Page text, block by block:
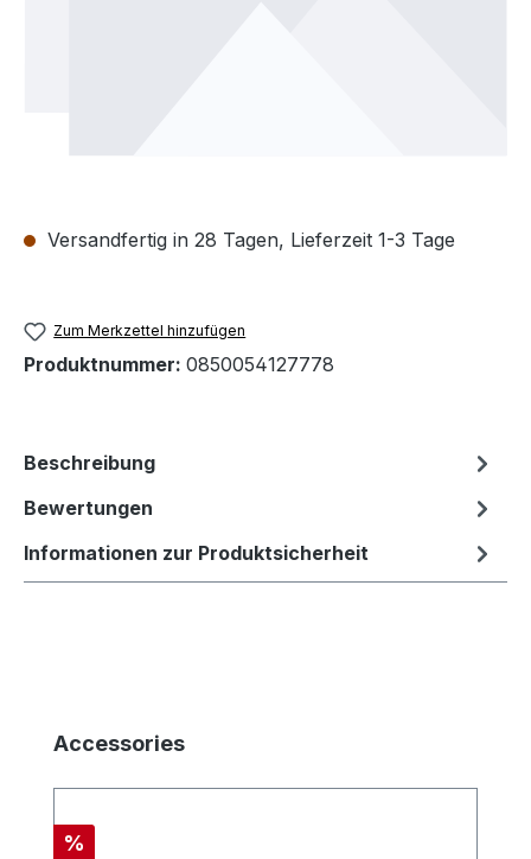
Versandfertig in 28 Tagen, Lieferzeit 1-3 Tage
Zum Merkzettel hinzufügen
Produktnummer: 0850054127778
Beschreibung
Bewertungen
Informationen zur Produktsicherheit
Produktgalerie überspringen
Accessories
Rabatt
%